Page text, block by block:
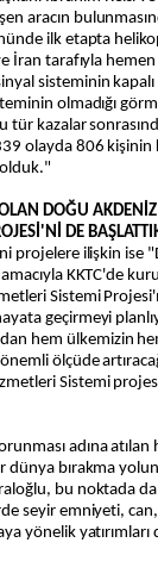
aracın
ilk etapta
İran tarafıyla
sisteminin kapalı
olmadığı
kazalar
olayda 806 kişinin
DOĞU
DE
projelere ilişkin ise
KKTC'de
Sistemi
geçirmeyi
hem ülkemizin
ölçüde
Sistemi
adına atılan
dünya bırakma
bu noktada da
seyir emniyeti,
yönelik yatırımları